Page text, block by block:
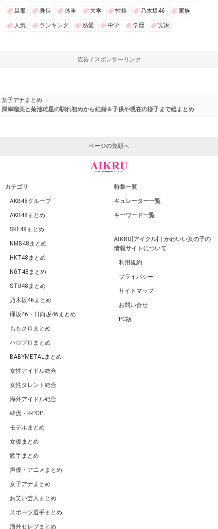
旦那 身長 体重 大学 性格 乃木坂46 家族
人気 ランキング 熱愛 中学 学歴 実家
広告 / スポンサーリンク
女子アナまとめ
深津瑠美と菊池雄星の馴れ初めから結婚＆子供や現在の様子まで総まとめ
ページの先頭へ
カテゴリ
AKB48グループ
AKB48まとめ
SKE48まとめ
NMB48まとめ
HKT48まとめ
NGT48まとめ
STU48まとめ
乃木坂46まとめ
欅坂46・日向坂46まとめ
ももクロまとめ
ハロプロまとめ
BABYMETALまとめ
女性アイドル総合
女性タレント総合
海外アイドル総合
韓流・K-POP
モデルまとめ
女優まとめ
歌手まとめ
声優・アニメまとめ
女子アナまとめ
お笑い芸人まとめ
スポーツ選手まとめ
海外セレブまとめ
特集一覧
キュレーター一覧
キーワード一覧
AIKRU[アイクル]｜かわいい女の子の
情報サイトについて
利用規約
プライバシー
サイトマップ
お問い合せ
PC版